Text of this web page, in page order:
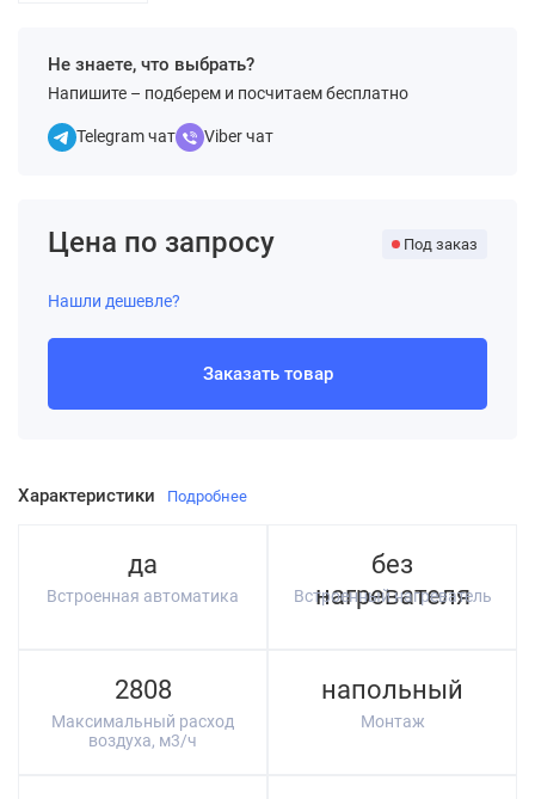
Не знаете, что выбрать?
Напишите – подберем и посчитаем бесплатно
Telegram чат Viber чат
Характеристики Подробнее
да
Встроенная автоматика
без
нагревателя
Встроенный нагреватель
2808
Максимальный расход
воздуха, м3/ч
напольный
Монтаж
Цена по запросу Под заказ
Нашли дешевле?
Заказать товар